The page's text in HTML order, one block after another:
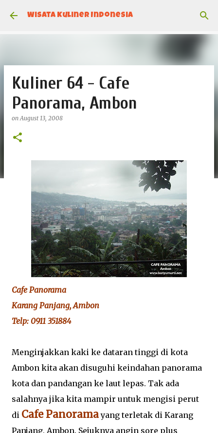
Skip to main content
Wisata Kuliner Indonesia
Kuliner 64 - Cafe
Panorama, Ambon
onAugust 13, 2008
Cafe Panorama
Karang Panjang, Ambon
Telp: 0911 351884
Menginjakkan kaki ke dataran tinggi di kota
Ambon kita akan disuguhi keindahan panorama
kota dan pandangan ke laut lepas. Tak ada
salahnya jika kita mampir untuk mengisi perut
di Cafe Panoramayang terletak di Karang
Panjang, Ambon. Sejuknya angin sore plus